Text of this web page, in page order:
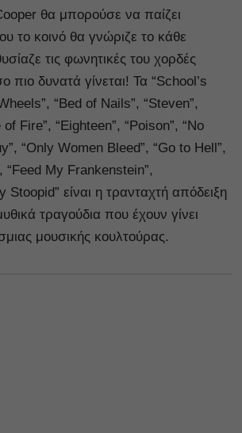
θα μπορούσε να παίζει
το κοινό θα γνώριζε το κάθε
τις φωνητικές του χορδές
πιο δυνατά γίνεται! Τα “School’s
“Bed of Nails”, “Steven”,
Fire”, “Eighteen”, “Poison”, “No
“Only Women Bleed”, “Go to Hell”,
“Feed My Frankenstein”,
Stoopid” είναι η τρανταχτή απόδειξη
τραγούδια που έχουν γίνει
μουσικής κουλτούρας.